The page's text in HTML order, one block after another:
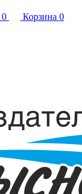
0 Корзина 0